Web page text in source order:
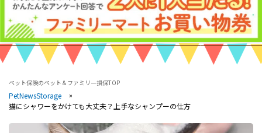
ペット保険のペット＆ファミリー損保TOP
PetNewsStorage
猫にシャワーをかけても大丈夫？上手なシャンプーの仕方